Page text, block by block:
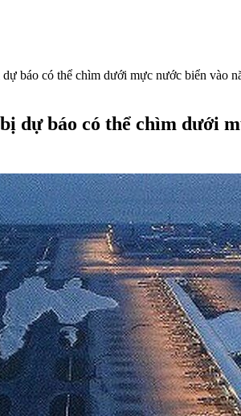
báo có thể chìm dưới mực nước biển vào
dự báo có thể chìm dưới